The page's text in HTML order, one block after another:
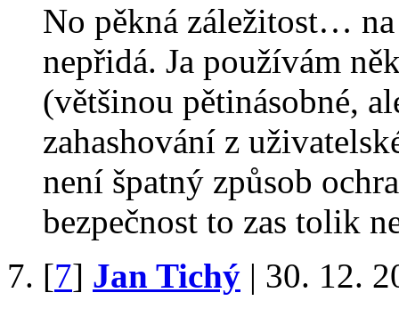
No pěkná záležitost…
nepřidá. Ja používám
(většinou pětinásobné,
zahashování z
není špatný způsob
bezpečnost to zas tolik
[7] Jan Tichý | 30. 12.